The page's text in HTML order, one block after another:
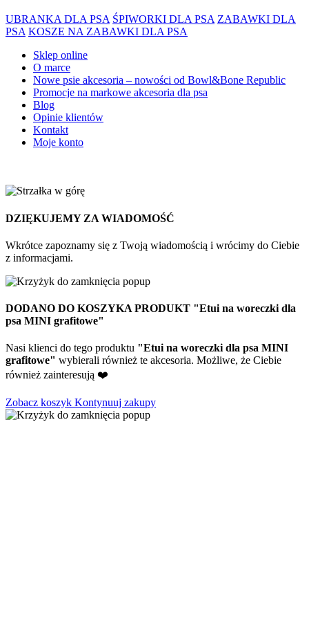
UBRANKA DLA PSA ŚPIWORKI DLA PSA ZABAWKI DLA
PSA KOSZE NA ZABAWKI DLA PSA
Sklep online
O marce
Nowe psie akcesoria – nowości od Bowl&Bone Republic
Promocje na markowe akcesoria dla psa
Blog
Opinie klientów
Kontakt
Moje konto
DZIĘKUJEMY ZA WIADOMOŚĆ
Wkrótce zapoznamy się z Twoją wiadomością i wrócimy do Ciebie
z informacjami.
DODANO DO KOSZYKA PRODUKT "Etui na woreczki dla
psa MINI grafitowe"
Nasi klienci do tego produktu "Etui na woreczki dla psa MINI
grafitowe" wybierali również te akcesoria. Możliwe, że Ciebie
również zainteresują ❤️
Zobacz koszyk Kontynuuj zakupy